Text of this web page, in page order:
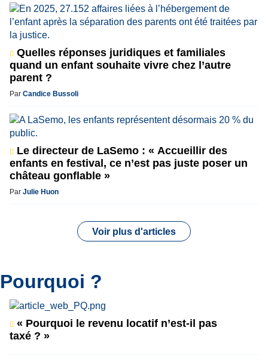
Quelles réponses juridiques et familiales
quand un enfant souhaite vivre chez l’autre
parent ?
Par Candice Bussoli
Le directeur de LaSemo : « Accueillir des
enfants en festival, ce n’est pas juste poser un
château gonflable »
Par Julie Huon
Voir plus d'articles
Pourquoi ?
« Pourquoi le revenu locatif n’est-il pas
taxé ? »